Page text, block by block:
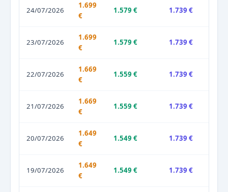
24/07/2026
1.699
€
1.579 € 1.739 €
23/07/2026
1.699
€
1.579 € 1.739 €
22/07/2026
1.669
€
1.559 € 1.739 €
21/07/2026
1.669
€
1.559 € 1.739 €
20/07/2026
1.649
€
1.549 € 1.739 €
19/07/2026
1.649
€
1.549 € 1.739 €